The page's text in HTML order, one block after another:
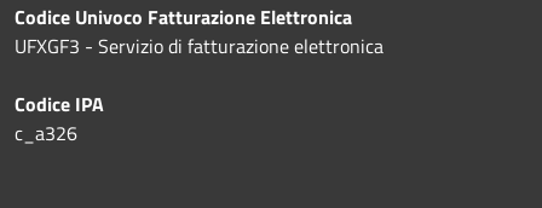
Codice Univoco Fatturazione Elettronica
UFXGF3 - Servizio di fatturazione elettronica
Codice IPA
c_a326